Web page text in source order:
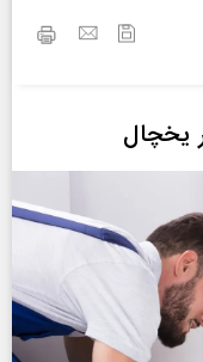
یخچال